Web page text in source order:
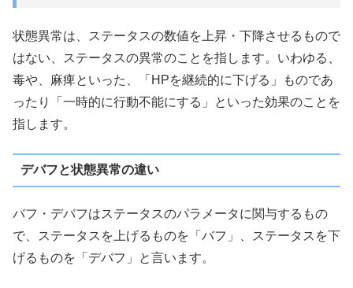
状態異常は、ステータスの数値を上昇・下降させるもので
はない、ステータスの異常のことを指します。いわゆる、
毒や、麻痺といった、「HPを継続的に下げる」ものであ
ったり「一時的に行動不能にする」といった効果のことを
指します。
デバフと状態異常の違い
バフ・デバフはステータスのパラメータに関与するもの
で、ステータスを上げるものを「バフ」、ステータスを下
げるものを「デバフ」と言います。